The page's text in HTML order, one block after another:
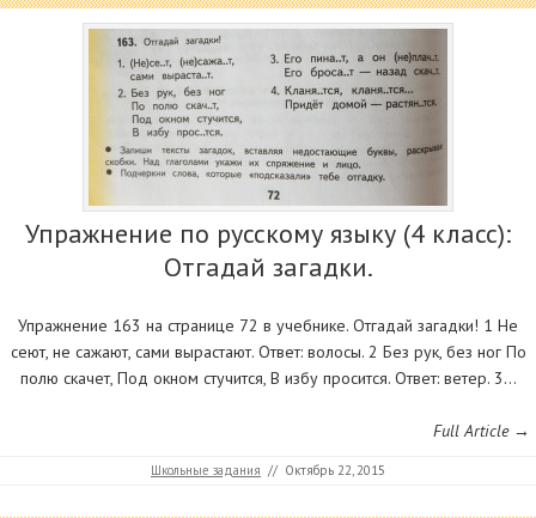
Упражнение по русскому языку (4 класс):
Отгадай загадки.
Упражнение 163 на странице 72 в учебнике. Отгадай загадки! 1 Не
сеют, не сажают, сами вырастают. Ответ: волосы. 2 Без рук, без ног По
полю скачет, Под окном стучится, В избу просится. Ответ: ветер. 3…
Full Article →
Школьные задания // Октябрь 22, 2015